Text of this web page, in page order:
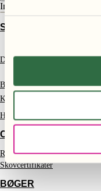
Indkøbskurv
STØT SKOVENE
Donation
Bliv støttemedlem
Kontakt
Handelsbetingelser
CERTIFIKATER
Regnskovscertifikater
Skovcertifikater
BØGER